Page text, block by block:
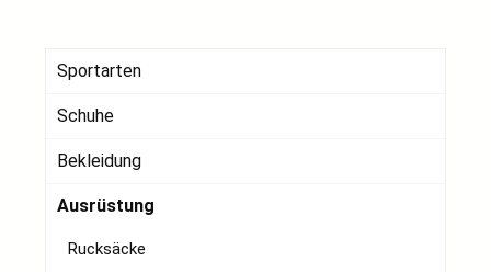
Sportarten
Schuhe
Bekleidung
Ausrüstung
Rucksäcke